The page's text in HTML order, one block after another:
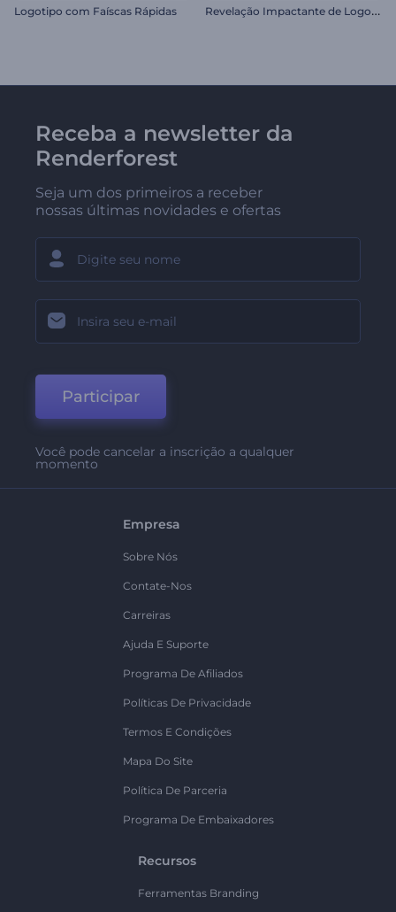
Logotipo com Faíscas Rápidas R
evelação Impactante de Logotipo
Receba a newsletter da
Renderforest
Seja um dos primeiros a receber
nossas últimas novidades e ofertas
Participar
Você pode cancelar a inscrição a qualquer
momento
Empresa
Sobre Nós
Contate-Nos
Carreiras
Ajuda E Suporte
Programa De Afiliados
Políticas De Privacidade
Termos E Condições
Mapa Do Site
Política De Parceria
Programa De Embaixadores
Recursos
Ferramentas Branding